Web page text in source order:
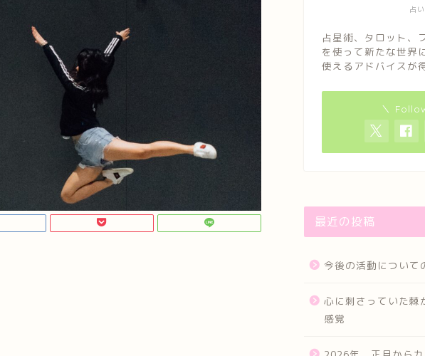
占
占星術、タロット、
を使って新たな世界
使えるアドバイスが
＼
最近の投稿
今後の活動につい
心に刺さっていた棘
感覚